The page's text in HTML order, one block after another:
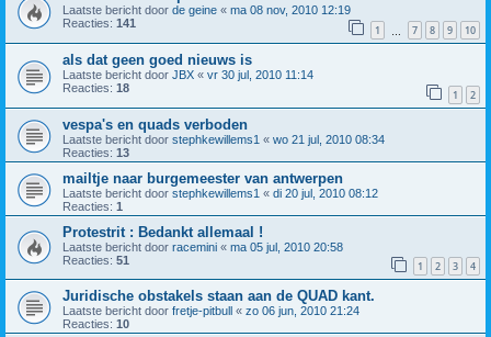
Laatste bericht door de geine « ma 08 nov, 2010 12:19
Reacties: 141 1 7 8 9 10
als dat geen goed nieuws is
Laatste bericht door JBX « vr 30 jul, 2010 11:14
Reacties: 18 1 2
vespa's en quads verboden
Laatste bericht door stephkewillems1 « wo 21 jul, 2010 08:34
Reacties: 13
mailtje naar burgemeester van antwerpen
Laatste bericht door stephkewillems1 « di 20 jul, 2010 08:12
Reacties: 1
Protestrit : Bedankt allemaal !
Laatste bericht door racemini « ma 05 jul, 2010 20:58
Reacties: 51 1 2 3 4
Juridische obstakels staan aan de QUAD kant.
Laatste bericht door fretje-pitbull « zo 06 jun, 2010 21:24
Reacties: 10